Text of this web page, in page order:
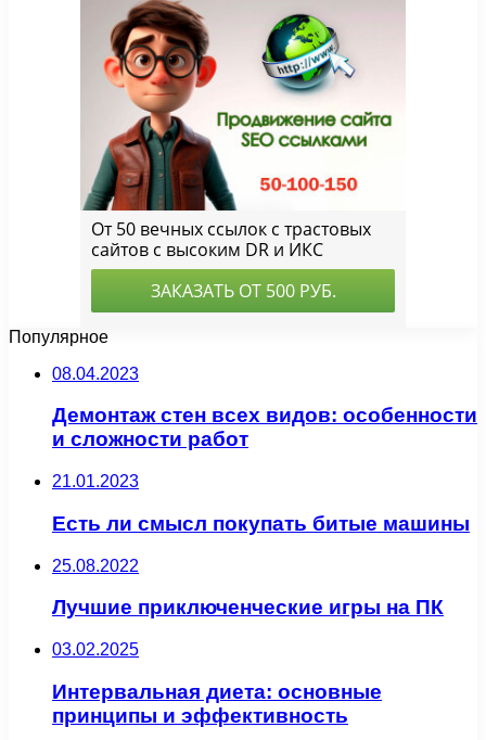
Популярное
08.04.2023
Демонтаж стен всех видов: особенности
и сложности работ
21.01.2023
Есть ли смысл покупать битые машины
25.08.2022
Лучшие приключенческие игры на ПК
03.02.2025
Интервальная диета: основные
принципы и эффективность